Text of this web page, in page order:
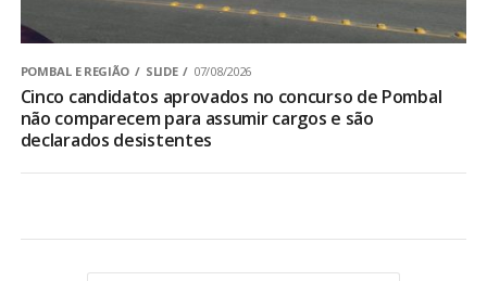
POMBAL E REGIÃO SLIDE 07/08/2026
Cinco candidatos aprovados no concurso de Pombal
não comparecem para assumir cargos e são
declarados desistentes